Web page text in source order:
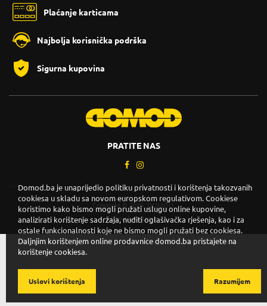
Plaćanje karticama
Najbolja korisnička podrška
Sigurna kupovina
PRATITE NAS
Copyright © 2026. DOMOD.
Uslovi korištenja.
Domod.ba je unaprijedio politiku privatnosti i korištenja takozvanih
cookiesa u skladu sa novom europskom regulativom. Cookiese
koristimo kako bismo mogli pružati uslugu online kupovine,
analizirati korištenje sadržaja, nuditi oglašivačka rješenja, kao i za
ostale funkcionalnosti koje ne bismo mogli pružati bez cookiesa.
Daljnjim korištenjem online prodavnice domod.ba pristajete na
korištenje cookiesa.
Razumijem
Uslovi korištenja